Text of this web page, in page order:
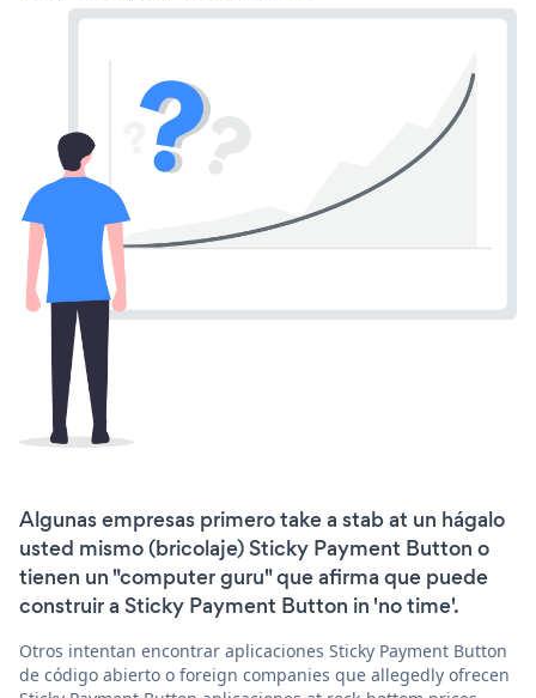
Algunas empresas primero take a stab at un hágalo
usted mismo (bricolaje) Sticky Payment Button o
tienen un "computer guru" que afirma que puede
construir a Sticky Payment Button in 'no time'.
Otros intentan encontrar aplicaciones Sticky Payment Button
de código abierto o foreign companies que allegedly ofrecen